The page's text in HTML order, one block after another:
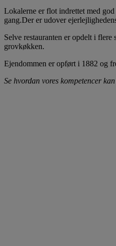
Lokalerne er flot indrettet med
gang.Der er udover
Selve restauranten er opdelt i
grovkøkken.
Ejendommen er opført i 1882 og
Se hvordan vores kompetencer